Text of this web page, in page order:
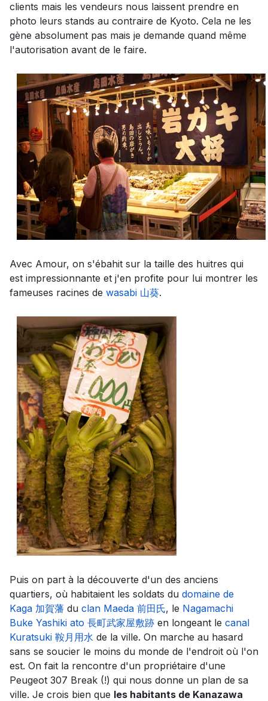
clients mais les vendeurs nous laissent prendre en
photo leurs stands au contraire de Kyoto. Cela ne les
gène absolument pas mais je demande quand même
l'autorisation avant de le faire.
Avec Amour, on s'ébahit sur la taille des huitres qui
est impressionnante et j'en profite pour lui montrer les
fameuses racines de wasabi 山葵.
Puis on part à la découverte d'un des anciens
quartiers, où habitaient les soldats du domaine de
Kaga 加賀藩 du clan Maeda 前田氏, le Nagamachi
Buke Yashiki ato 長町武家屋敷跡 en longeant le canal
Kuratsuki 鞍月用水 de la ville. On marche au hasard
sans se soucier le moins du monde de l'endroit où l'on
est. On fait la rencontre d'un propriétaire d'une
Peugeot 307 Break (!) qui nous donne un plan de sa
ville. Je crois bien que les habitants de Kanazawa